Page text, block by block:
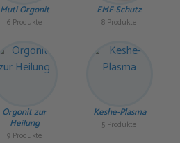
Muti Orgonit
6 Produkte
EMF-Schutz
8 Produkte
Orgonit zur
Heilung
9 Produkte
Keshe-Plasma
5 Produkte